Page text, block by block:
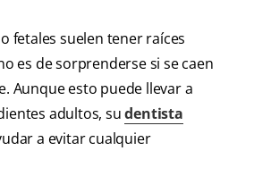
fetales suelen tener raíces
es de sorprenderse si se caen
Aunque esto puede llevar a
adultos, sudentista
a evitar cualquier